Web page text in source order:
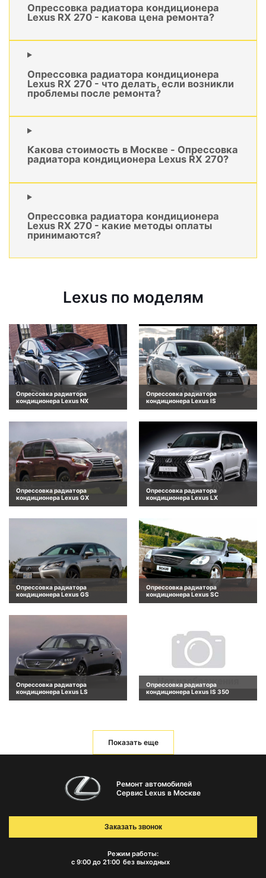
Опрессовка радиатора кондиционера
Lexus RX 270 - какова цена ремонта?
Опрессовка радиатора кондиционера
Lexus RX 270 - что делать, если возникли
проблемы после ремонта?
Какова стоимость в Москве - Опрессовка
радиатора кондиционера Lexus RX 270?
Опрессовка радиатора кондиционера
Lexus RX 270 - какие методы оплаты
принимаются?
Lexus по моделям
Опрессовка радиатора
кондиционера Lexus NX
Опрессовка радиатора
кондиционера Lexus IS
Опрессовка радиатора
кондиционера Lexus GX
Опрессовка радиатора
кондиционера Lexus LX
Опрессовка радиатора
кондиционера Lexus GS
Опрессовка радиатора
кондиционера Lexus SC
Опрессовка радиатора
кондиционера Lexus LS
Опрессовка радиатора
кондиционера Lexus IS 350
Показать еще
Ремонт автомобилей
Сервис Lexus в Москве
Режим работы:
с 9:00 до 21:00 без выходных
Заказать звонок